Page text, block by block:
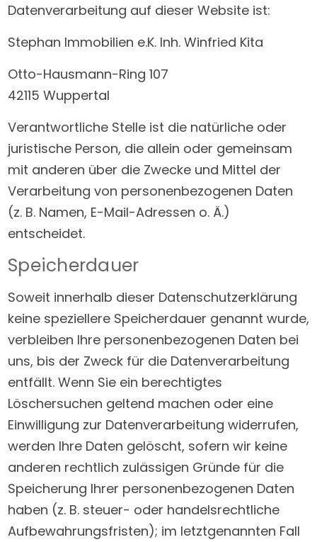
Datenverarbeitung auf dieser Website ist:
Stephan Immobilien e.K. Inh. Winfried Kita
Otto-Hausmann-Ring 107
42115 Wuppertal
Verantwortliche Stelle ist die natürliche oder
juristische Person, die allein oder gemeinsam
mit anderen über die Zwecke und Mittel der
Verarbeitung von personenbezogenen Daten
(z. B. Namen, E-Mail-Adressen o. Ä.)
entscheidet.
Speicherdauer
Soweit innerhalb dieser Datenschutzerklärung
keine speziellere Speicherdauer genannt wurde,
verbleiben Ihre personenbezogenen Daten bei
uns, bis der Zweck für die Datenverarbeitung
entfällt. Wenn Sie ein berechtigtes
Löschersuchen geltend machen oder eine
Einwilligung zur Datenverarbeitung widerrufen,
werden Ihre Daten gelöscht, sofern wir keine
anderen rechtlich zulässigen Gründe für die
Speicherung Ihrer personenbezogenen Daten
haben (z. B. steuer- oder handelsrechtliche
Aufbewahrungsfristen); im letztgenannten Fall